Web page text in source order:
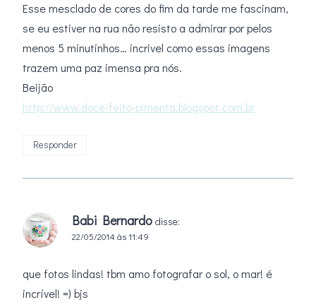
Esse mesclado de cores do fim da tarde me fascinam,
se eu estiver na rua não resisto a admirar por pelos
menos 5 minutinhos… incrivel como essas imagens
trazem uma paz imensa pra nós.
Beijão
http://www.doce-feito-pimenta.blogspot.com.br
Responder
Babi Bernardo disse:
22/05/2014 às 11:49
que fotos lindas! tbm amo fotografar o sol, o mar! é
incrível! =) bjs